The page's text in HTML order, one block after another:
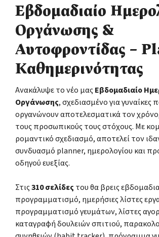
Εβδομαδιαίο
Οργάνωσης &
Αυτοφροντίδας –
Καθημερινότητας
Ανακάλυψε το νέο μαςΕβδομαδιαίο
Οργάνωσης, σχεδιασμένο για γυναίκες
οργανώνουν αποτελεσματικά τον
τους προσωπικούς τους στόχους. Με
ρομαντικό σχεδιασμό, αποτελεί τον
συνδυασμό planner, ημερολογίου και
οδηγού ευεξίας.
Στις310 σελίδες του θα βρεις
προγραμματισμό, ημερήσιες λίστες
προγραμματισμό γευμάτων, λίστες
καταγραφή δουλειών σπιτιού,